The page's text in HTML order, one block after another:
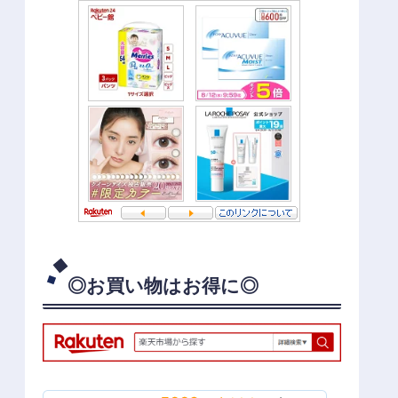
◎お買い物はお得に◎